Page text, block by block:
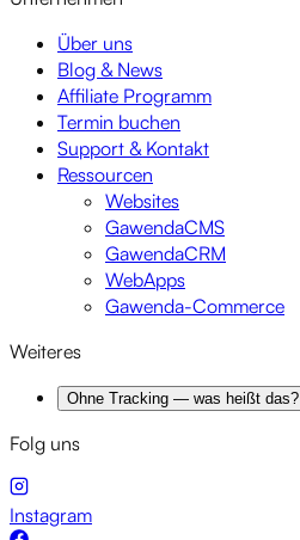
Über uns
Blog & News
Affiliate Programm
Termin buchen
Support & Kontakt
Ressourcen
Websites
GawendaCMS
GawendaCRM
WebApps
Gawenda-Commerce
Weiteres
Ohne Tracking — was heißt das?
Folg uns
Instagram